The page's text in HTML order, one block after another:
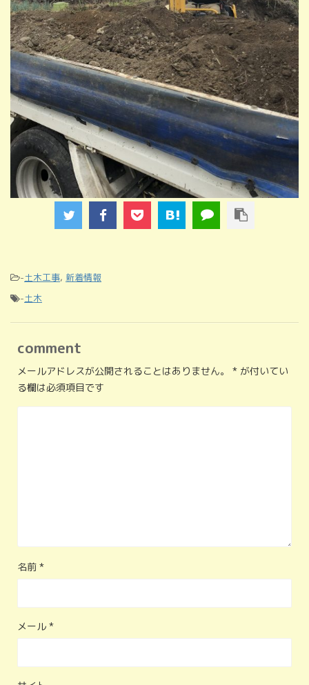
-土木工事, 新着情報
-土木
comment
メールアドレスが公開されることはありません。 * が付いてい
る欄は必須項目です
名前 *
メール *